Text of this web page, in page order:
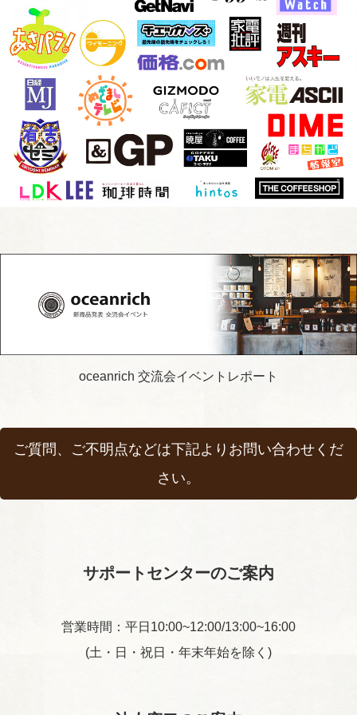
oceanrich 交流会イベントレポート
ご質問、ご不明点などは下記よりお問い合わせくだ
さい。
サポートセンターのご案内
営業時間：平日10:00~12:00/13:00~16:00
(土・日・祝日・年末年始を除く)